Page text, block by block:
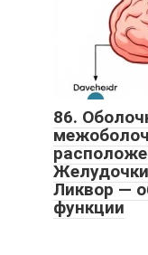
86.
Ликвор —
функции